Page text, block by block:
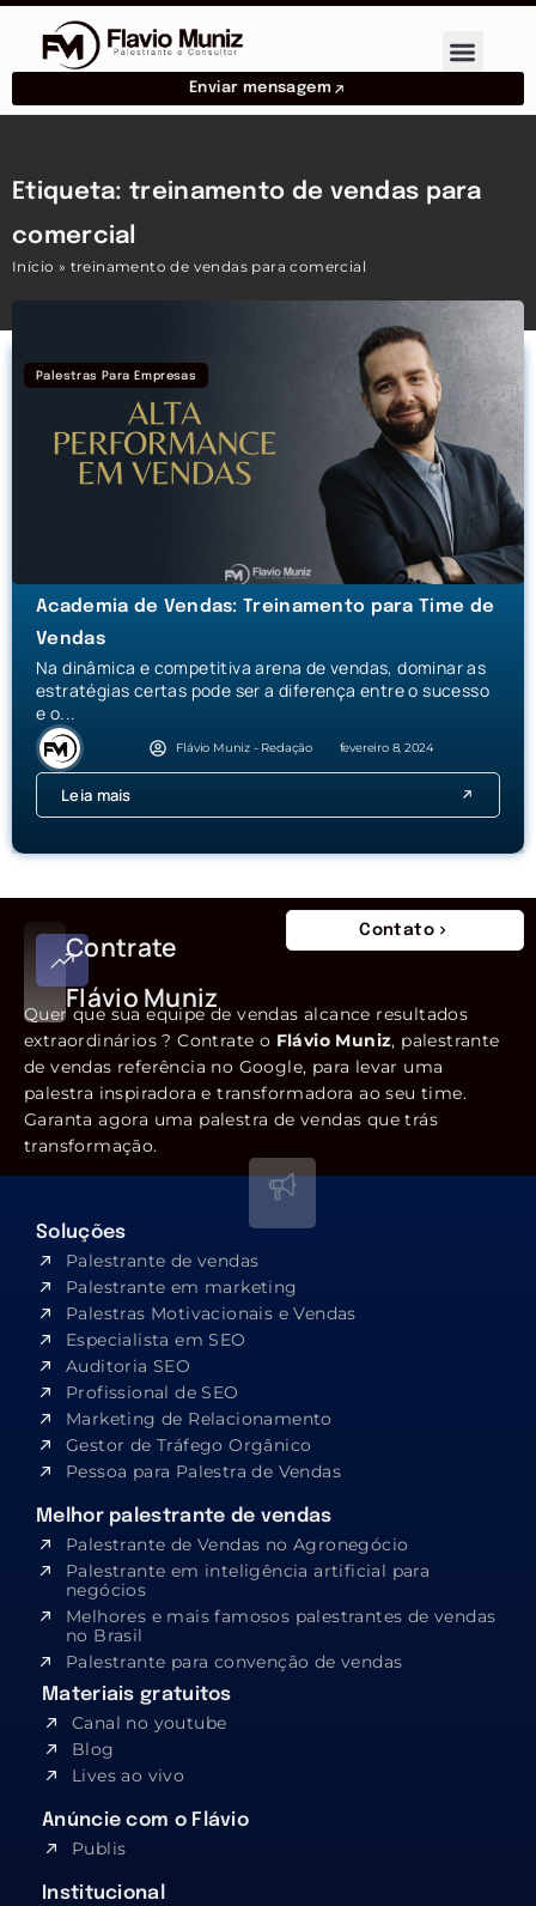
Enviar mensagem
Etiqueta: treinamento de vendas para
comercial
Início » treinamento de vendas para comercial
Palestras Para Empresas
Academia de Vendas: Treinamento para Time de
Vendas
Na dinâmica e competitiva arena de vendas, dominar as
estratégias certas pode ser a diferença entre o sucesso
e o...
Flávio Muniz - Redação fevereiro 8, 2024
Leia mais
Contrate
Flávio Muniz
Contato
Quer que sua equipe de vendas alcance resultados
extraordinários ? Contrate o Flávio Muniz, palestrante
de vendas referência no Google, para levar uma
palestra inspiradora e transformadora ao seu time.
Garanta agora uma palestra de vendas que trás
transformação.
Soluções
Palestrante de vendas
Palestrante em marketing
Palestras Motivacionais e Vendas
Especialista em SEO​
Auditoria SEO
Profissional de SEO
Marketing de Relacionamento
Gestor de Tráfego Orgânico
Pessoa para Palestra de Vendas
Melhor palestrante de vendas
Palestrante de Vendas no Agronegócio
Palestrante em inteligência artificial para
negócios
Melhores e mais famosos palestrantes de vendas
no Brasil
Palestrante para convenção de vendas
Materiais gratuitos
Canal no youtube
Blog
Lives ao vivo
Anúncie com o Flávio
Publis
Institucional